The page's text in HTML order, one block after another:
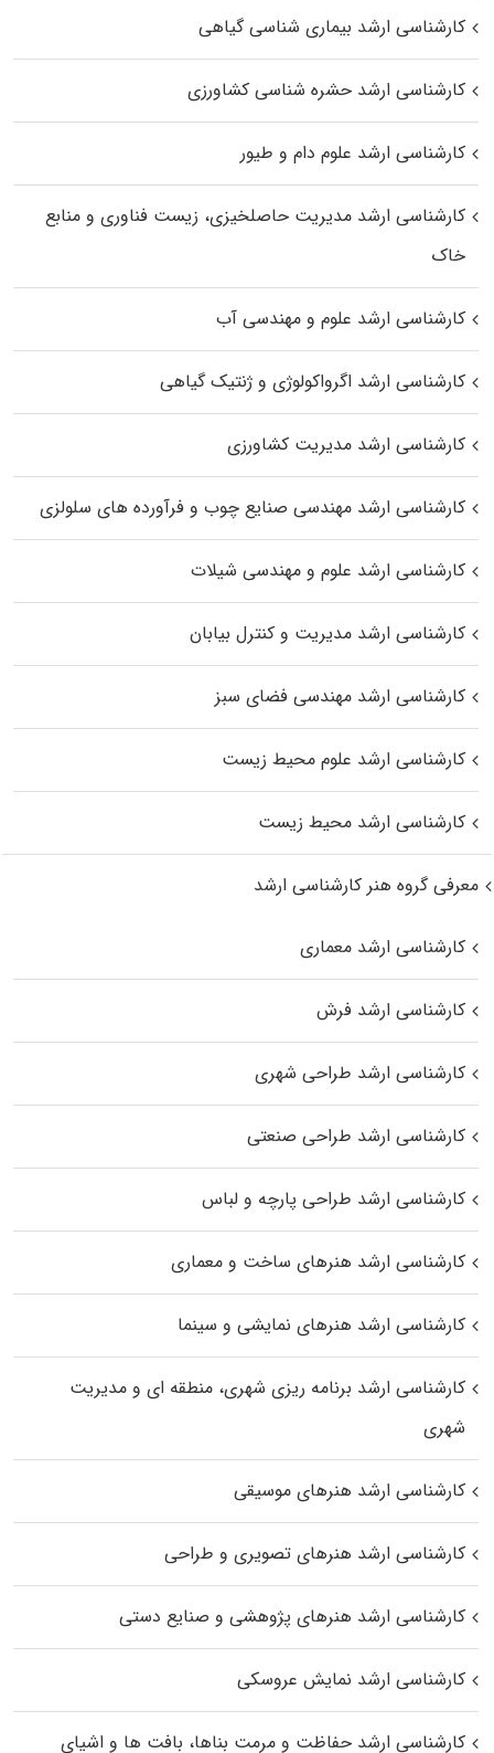
کارشناسی ارشد بیماری‌ شناسی گیاهی
کارشناسی ارشد حشره‌ شناسی کشاورزی
کارشناسی ارشد علوم دام و طیور
کارشناسی ارشد مدیریت حاصلخیزی، زیست فناوری و منابع
خاک
کارشناسی ارشد علوم و مهندسی آب
کارشناسی ارشد اگرواکولوژی و ژنتیک گیاهی
کارشناسی ارشد مدیریت کشاورزی
کارشناسی ارشد مهندسی صنایع چوب و فرآورده‌ های سلولزی
کارشناسی ارشد علوم و مهندسی شیلات
کارشناسی ارشد مدیریت و کنترل بیابان
کارشناسی ارشد مهندسی فضای سبز
کارشناسی ارشد علوم محیط‌ زیست
کارشناسی ارشد محیط زیست
معرفی گروه هنر کارشناسی ارشد
کارشناسی ارشد معماری
کارشناسی ارشد فرش
کارشناسی ارشد طراحی شهری
کارشناسی ارشد طراحی صنعتی
کارشناسی ارشد طراحی پارچه و لباس
کارشناسی ارشد هنرهای ساخت و معماری
کارشناسی ارشد هنرهای نمایشی و سینما
کارشناسی ارشد برنامه ریزی شهری، منطقه‌ ای و مدیریت
شهری
کارشناسی ارشد هنرهای موسیقی
کارشناسی ارشد هنرهای تصویری و طراحی
کارشناسی ارشد هنرهای پژوهشی و صنایع دستی
کارشناسی ارشد نمایش عروسکی
کارشناسی ارشد حفاظت و مرمت بناها، بافت‌ ها و اشیای